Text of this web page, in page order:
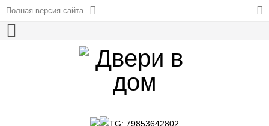
Полная версия сайта